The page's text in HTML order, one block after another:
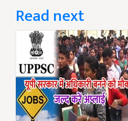
Read next